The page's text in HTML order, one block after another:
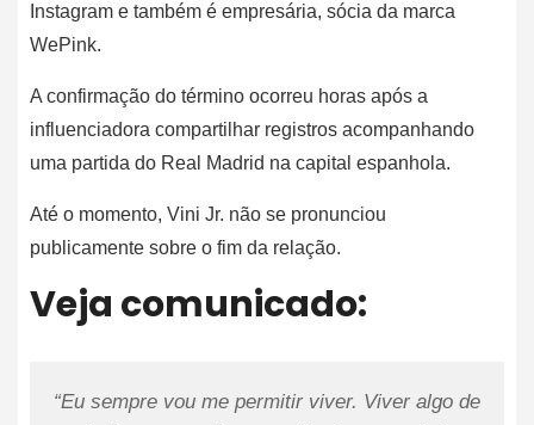
Instagram e também é empresária, sócia da marca
WePink.
A confirmação do término ocorreu horas após a
influenciadora compartilhar registros acompanhando
uma partida do Real Madrid na capital espanhola.
Até o momento, Vini Jr. não se pronunciou
publicamente sobre o fim da relação.
Veja comunicado:
“Eu sempre vou me permitir viver. Viver algo de